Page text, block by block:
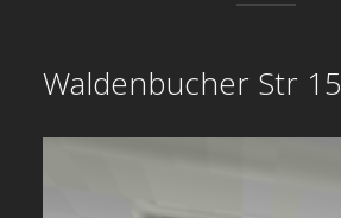
Waldenbucher Str 15